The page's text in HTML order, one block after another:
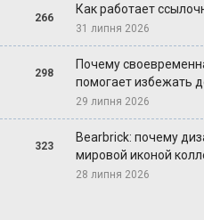
266
Как работает
31 липня 2026
298
Почему
помогает избежать
29 липня 2026
323
Bearbrick: почему
мировой иконой
28 липня 2026